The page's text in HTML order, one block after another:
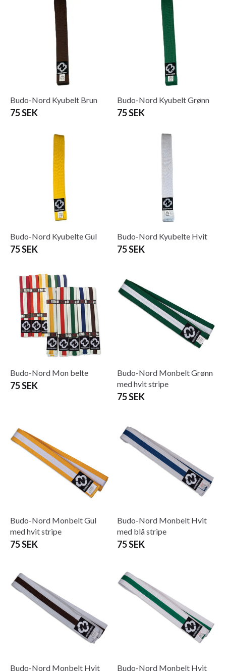
Budo-Nord Kyubelt Brun
75 SEK
Budo-Nord Kyubelt Grønn
75 SEK
Budo-Nord Kyubelte Gul
75 SEK
Budo-Nord Kyubelte Hvit
75 SEK
Budo-Nord Mon belte
75 SEK
Budo-Nord Monbelt Grønn
med hvit stripe
75 SEK
Budo-Nord Monbelt Gul
med hvit stripe
75 SEK
Budo-Nord Monbelt Hvit
med blå stripe
75 SEK
Budo-Nord Monbelt Hvit Budo-Nord Monbelt Hvit